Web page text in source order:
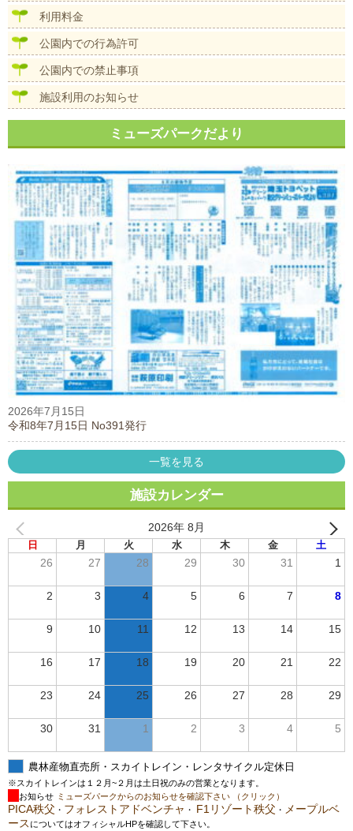
利用料金
公園内での行為許可
公園内での禁止事項
施設利用のお知らせ
ミューズパークだより
2026年7月15日
令和8年7月15日 No391発行
一覧を見る
施設カレンダー
2026年 8月
日 月 火 水 木 金 土
26 27 28 29 30 31 1
2 3 4 5 6 7 8
9 10 11 12 13 14 15
16 17 18 19 20 21 22
23 24 25 26 27 28 29
30 31 1 2 3 4 5
農林産物直売所・スカイトレイン・レンタサイクル定休日
※スカイトレインは１２月~２月は土日祝のみの営業となります。
お知らせ ミューズパークからのお知らせを確認下さい （クリック）
PICA秩父 ・ フォレストアドベンチャ ・ F1リゾート秩父 ・ メープルベ
ース についてはオフィシャルHPを確認して下さい。